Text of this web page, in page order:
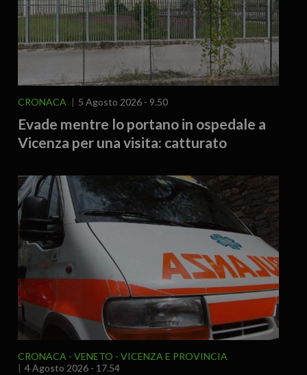
CRONACA 5 Agosto 2026 - 9.50
Evade mentre lo portano in ospedale a
Vicenza per una visita: catturato
CRONACA VENETO
VICENZA E PROVINCIA
4 Agosto 2026 - 17.54